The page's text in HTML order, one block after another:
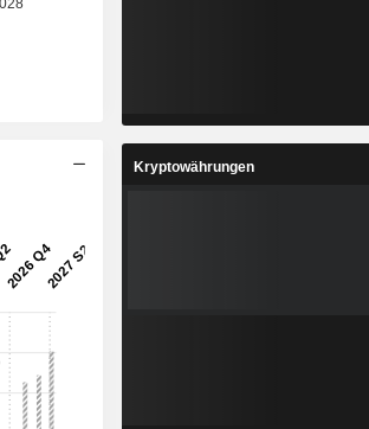
Kryptowährungen